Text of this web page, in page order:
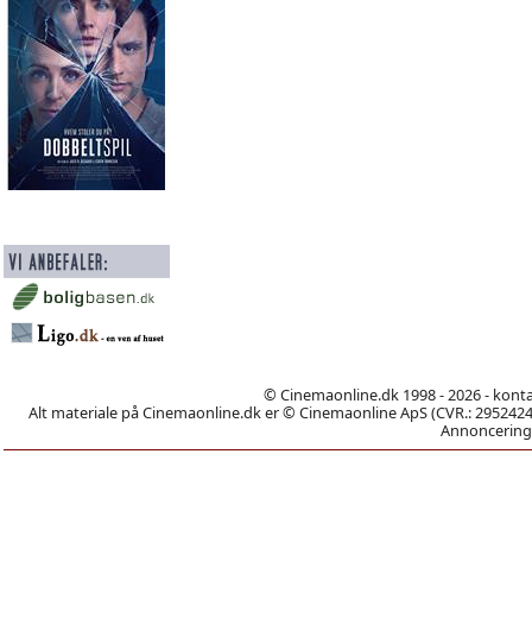
© Cinemaonline.dk 1998 - 2026 -
Alt materiale på Cinemaonline.dk er © Cinemaonline ApS (CVR.: